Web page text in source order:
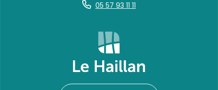
05 57 93 11 11